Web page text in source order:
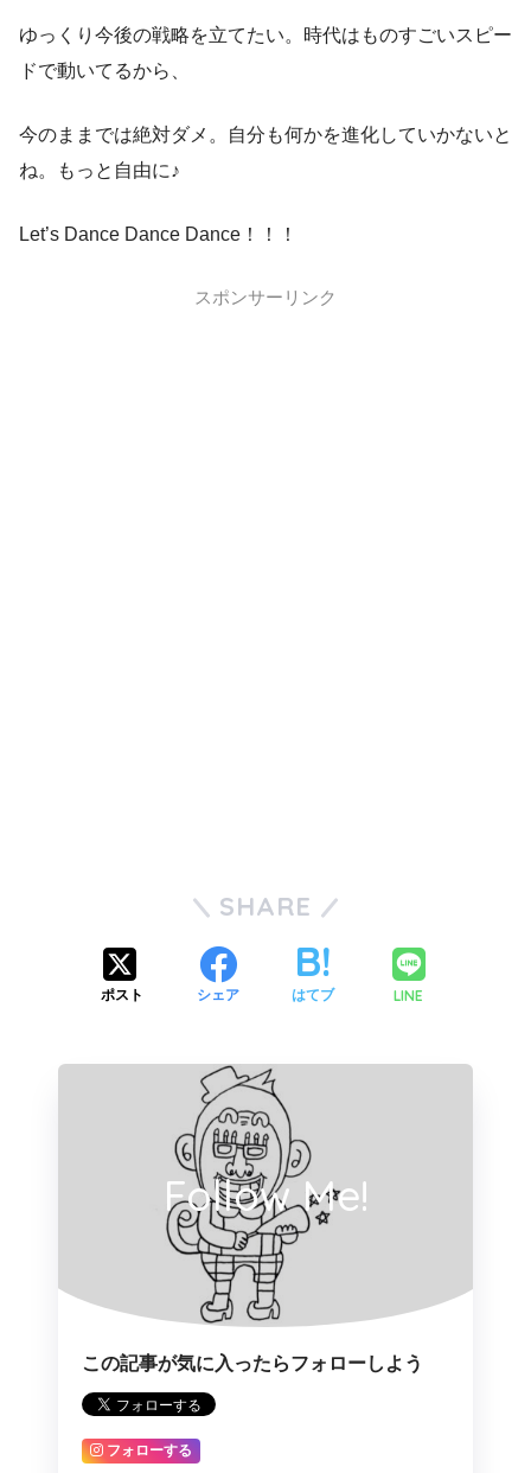
ゆっくり今後の戦略を立てたい。時代はものすごいスピー
ドで動いてるから、
今のままでは絶対ダメ。自分も何かを進化していかないと
ね。もっと自由に♪
Let’s Dance Dance Dance！！！
スポンサーリンク
SHARE
ポスト シェア はてブ LINE
Follow Me!
この記事が気に入ったらフォローしよう
フォローする